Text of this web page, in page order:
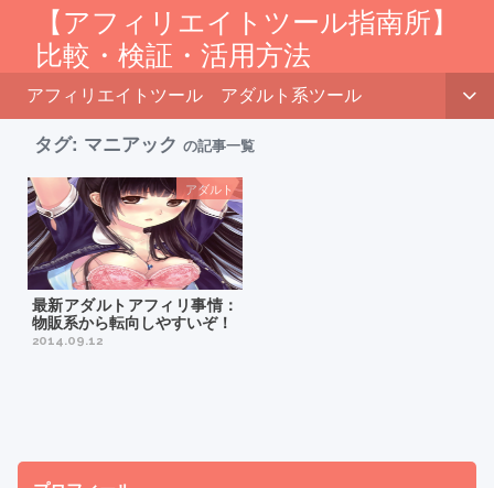
【アフィリエイトツール指南所】
比較・検証・活用方法
アフィリエイトツール アダルト系ツール
タグ: マニアック の記事一覧
最新アダルトアフィリ事情：
物販系から転向しやすいぞ！
2014.09.12
アダルト